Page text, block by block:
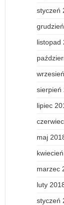
styczeń
listopad
sierpień
lipiec
maj
marzec
luty
styczeń